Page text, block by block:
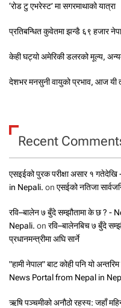
‘रोड टु एभरेस्ट’ मा सगरमाथाको यात्रा
प्रतिबन्धित कुवेतमा झन्डै ६९ हजार
केही घट्यो अमेरिकी डलरको मूल्य,
देशभर मनसुनी वायुको प्रभाव, आज यी
Recent
एसइईको पुरक परीक्षा असार १
in Nepali. on एसईको नतिजा
रवि–बालेन ७ बुँदे सम्झौतामा के छ ?
Nepali. on रवि–बालेनबिच ७ बुँदे
प्रधानमन्त्रीमा अघि सार्ने
"हामी नेपाल" बाट कोही पनि यो
News Portal from Nepal in
ऋषि पञ्चमीको अनौठो रहस्य: जहाँ